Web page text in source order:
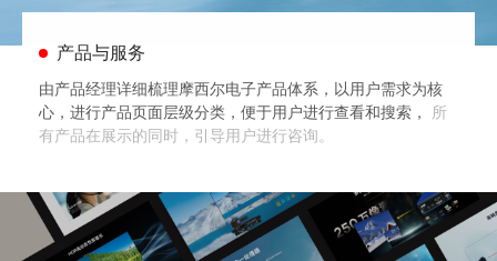
产品与服务
由产品经理详细梳理摩西尔电子产品体系，以用户需求为核
心，进行产品页面层级分类，便于用户进行查看和搜索，
所
有产品在展示的同时，引导用户进行咨询。